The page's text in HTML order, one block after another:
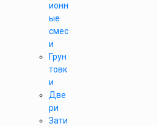
ионн
ые
смес
и
Грун
товк
и
Две
ри
Зати